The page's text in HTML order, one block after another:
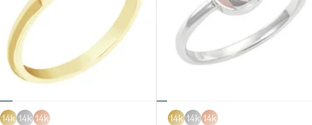
14k 14k 14k 14k 14k 14k